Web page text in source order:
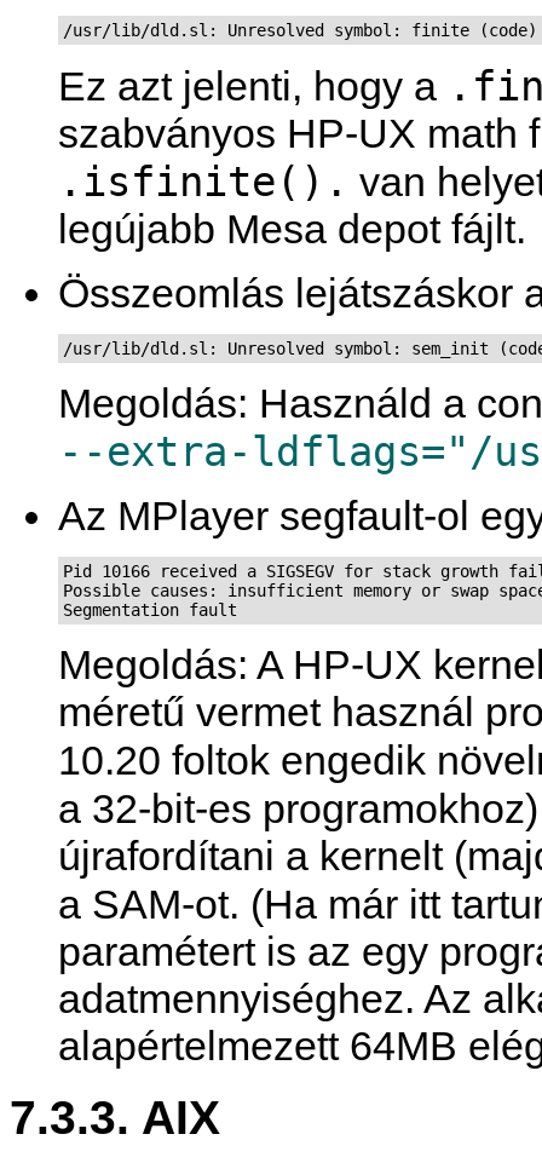
/usr/lib/dld.sl: Unresolved symbol: finite
Ez azt jelenti, hogy a
szabványos HP-UX math
.isfinite(). van
legújabb Mesa depot fájlt.
Összeomlás lejátszáskor
/usr/lib/dld.sl: Unresolved symbol: sem_init
Megoldás: Használd a
--extra-ldflags="/
Az MPlayer segfault-ol
Pid 10166 received a SIGSEGV for stack growth
Possible causes: insufficient memory or swap
Segmentation fault
Megoldás: A HP-UX
méretű vermet használ
10.20 foltok engedik
a 32-bit-es
újrafordítani a kernelt
a SAM-ot. (Ha már itt
paramétert is az egy
adatmennyiséghez. Az
alapértelmezett 64MB
7.3.3. AIX